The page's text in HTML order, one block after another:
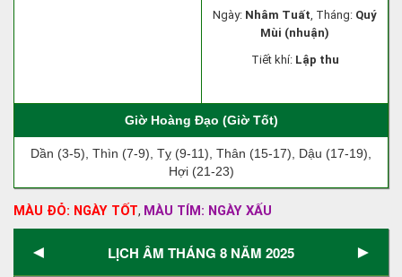
Ngày: Nhâm Tuất, Tháng: Quý
Mùi (nhuận)
Tiết khí: Lập thu
Giờ Hoàng Đạo (Giờ Tốt)
Dần (3-5), Thìn (7-9), Tỵ (9-11), Thân (15-17), Dậu (17-19),
Hợi (21-23)
MÀU ĐỎ: NGÀY TỐT, MÀU TÍM: NGÀY XẤU
◄ LỊCH ÂM THÁNG 8 NĂM 2025 ►